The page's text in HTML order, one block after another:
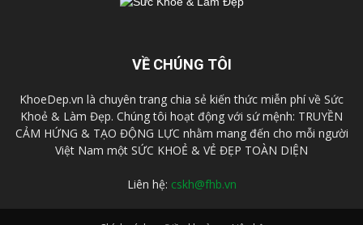
VỀ CHÚNG TÔI
KhoeDep.vn là chuyên trang chia sẻ kiến thức miễn phí về Sức
Khoẻ & Làm Đẹp. Chúng tôi hoạt động với sứ mệnh: TRUYỀN
CẢM HỨNG & TẠO ĐỘNG LỰC nhằm mang đến cho mỗi người
Việt Nam một SỨC KHOẺ & VẺ ĐẸP TOÀN DIỆN
Liên hệ: cskh@fhb.vn